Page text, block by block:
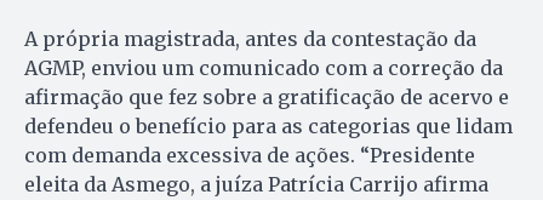
A própria magistrada, antes da contestação da
AGMP, enviou um comunicado com a correção da
afirmação que fez sobre a gratificação de acervo e
defendeu o benefício para as categorias que lidam
com demanda excessiva de ações. “Presidente
eleita da Asmego, a juíza Patrícia Carrijo afirma